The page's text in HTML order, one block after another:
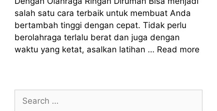
salah satu cara terbaik untuk membuat Anda
bertambah tinggi dengan cepat. Tidak perlu
berolahraga terlalu berat dan juga dengan
waktu yang ketat, asalkan latihan … Read more
Search
for: